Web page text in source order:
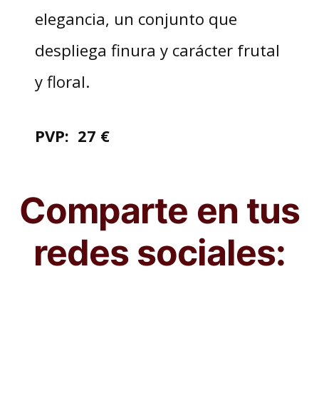
elegancia, un conjunto que
despliega finura y carácter frutal
y floral.
PVP: 27 €
Comparte en tus
redes sociales: